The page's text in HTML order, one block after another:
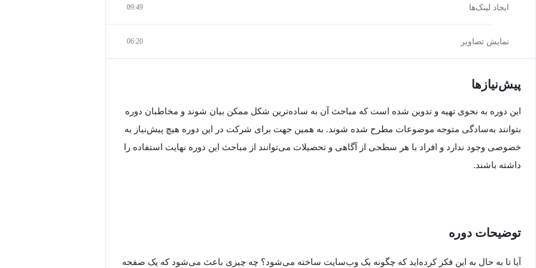
ایجاد لینک‌ها 09:49
نمایش تصاویر 06:20
پیش‌نیاز‌ها
این دوره به نحوی تهیه و تدوین شده است که مباحث آن به ساده‌ترین شکل ممکن بیان شوند و مخاطبان دوره
بتوانند به‌سادگی متوجه موضوعات مطرح شده شوند. به همین جهت برای شرکت در این دوره هیچ پیش‌نیاز به
خصوصی وجود ندارد و افراد با هر سطحی از آگاهی و تحصیلات می‌توانند از مباحث این دوره نهایت استفاده را
داشته باشند.
توضیحات دوره
آیا تا به حال به این فکر کرده‌اید که چگونه یک وب‌سایت ساخته می‌شود؟ چه چیزی باعث می‌شود که یک صفحه